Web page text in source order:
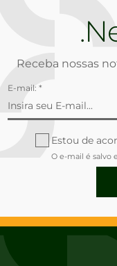
Receba nossas
E-mail: *
Estou de
O e-mail é salvo